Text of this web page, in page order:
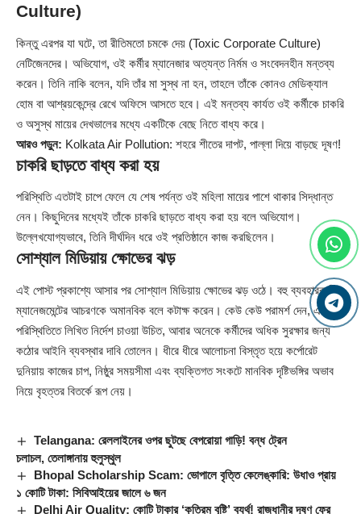
Culture)
কিন্তু এরপর যা ঘটে, তা রীতিমতো চমকে দেয় (Toxic Corporate Culture)
নেটিজেনদের। অভিযোগ, ওই কর্মীর ম্যানেজার অত্যন্ত নির্মম ও সংবেদনহীন মন্তব্য
করেন। তিনি নাকি বলেন, যদি তাঁর মা সুস্থ না হন, তাহলে তাঁকে কোনও মেডিক্যাল
হোম বা আশ্রয়কেন্দ্রে রেখে অফিসে আসতে হবে। এই মন্তব্য কার্যত ওই কর্মীকে চাকরি
ও অসুস্থ মায়ের দেখভালের মধ্যে একটিকে বেছে নিতে বাধ্য করে।
আরও পড়ুন: Kolkata Air Pollution: শহরে শীতের দাপট, পাল্লা দিয়ে বাড়ছে দূষণ!
চাকরি ছাড়তে বাধ্য করা হয়
পরিস্থিতি এতটাই চাপে ফেলে যে শেষ পর্যন্ত ওই মহিলা মায়ের পাশে থাকার সিদ্ধান্ত
নেন। কিছুদিনের মধ্যেই তাঁকে চাকরি ছাড়তে বাধ্য করা হয় বলে অভিযোগ।
উল্লেখযোগ্যভাবে, তিনি দীর্ঘদিন ধরে ওই প্রতিষ্ঠানে কাজ করছিলেন।
সোশ্যাল মিডিয়ায় ক্ষোভের ঝড়
এই পোস্ট প্রকাশ্যে আসার পর সোশ্যাল মিডিয়ায় ক্ষোভের ঝড় ওঠে। বহু ব্যবহারকারী
ম্যানেজমেন্টের আচরণকে অমানবিক বলে কটাক্ষ করেন। কেউ কেউ পরামর্শ দেন, এমন
পরিস্থিতিতে লিখিত নির্দেশ চাওয়া উচিত, আবার অনেকে কর্মীদের অধিক সুরক্ষার জন্য
কঠোর আইনি ব্যবস্থার দাবি তোলেন। ধীরে ধীরে আলোচনা বিস্তৃত হয়ে কর্পোরেট
দুনিয়ায় কাজের চাপ, নিষ্ঠুর সময়সীমা এবং ব্যক্তিগত সংকটে মানবিক দৃষ্টিভঙ্গির অভাব
নিয়ে বৃহত্তর বিতর্কে রূপ নেয়।
Telangana: রেললাইনের ওপর ছুটছে বেপরোয়া গাড়ি! বন্ধ ট্রেন
চলাচল, তেলাঙ্গানায় হুলুস্থুল
Bhopal Scholarship Scam: ভোপালে বৃত্তি কেলেঙ্কারি: উধাও প্রায়
১ কোটি টাকা: সিবিআইয়ের জালে ৬ জন
Delhi Air Quality: কোটি টাকার ‘কৃত্রিম বৃষ্টি’ ব্যর্থ! রাজধানীর দূষণ ফের